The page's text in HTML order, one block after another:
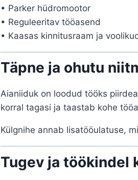
• Parker hüdromootor
• Reguleeritav tööasend
• Kaasas kinnitusraam ja
Täpne ja ohutu
Aianiiduk on loodud tööks
korral tagasi ja taastab kohe
Külgnihe annab lisatööulatuse,
Tugev ja töökindel